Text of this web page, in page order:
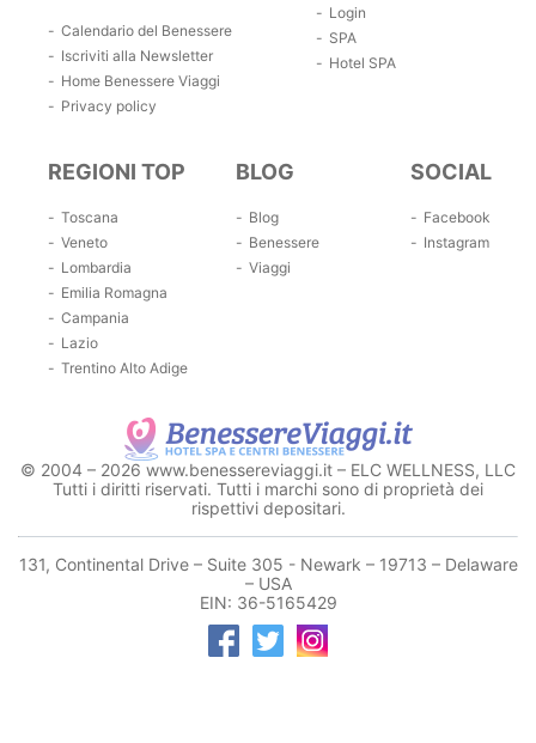
Calendario del Benessere
Iscriviti alla Newsletter
Home Benessere Viaggi
Privacy policy
Login
SPA
Hotel SPA
REGIONI TOP
Toscana
Veneto
Lombardia
Emilia Romagna
Campania
Lazio
Trentino Alto Adige
BLOG
Blog
Benessere
Viaggi
SOCIAL
Facebook
Instagram
© 2004 – 2026 www.benessereviaggi.it – ELC WELLNESS, LLC
Tutti i diritti riservati. Tutti i marchi sono di proprietà dei
rispettivi depositari.
131, Continental Drive – Suite 305 - Newark – 19713 – Delaware
– USA
EIN: 36-5165429